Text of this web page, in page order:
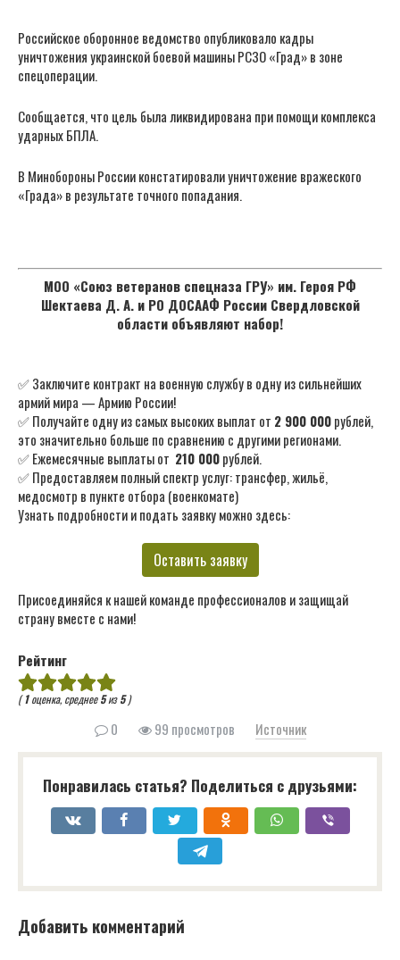
Российское оборонное ведомство опубликовало кадры
уничтожения украинской боевой машины РСЗО «Град» в зоне
спецоперации.
Сообщается, что цель была ликвидирована при помощи комплекса
ударных БПЛА.
В Минобороны России констатировали уничтожение вражеского
«Града» в результате точного попадания.
МОО «Союз ветеранов спецназа ГРУ» им. Героя РФ
Шектаева Д. А. и РО ДОСААФ России Свердловской
области объявляют набор!
✅ Заключите контракт на военную службу в одну из сильнейших
армий мира — Армию России!
✅ Получайте одну из самых высоких выплат от 2 900 000рублей,
это значительно больше по сравнению с другими регионами.
✅ Ежемесячные выплаты от 210 000рублей.
✅ Предоставляем полный спектр услуг: трансфер, жильё,
медосмотр в пункте отбора (военкомате)
Узнать подробности и подать заявку можно здесь:
Оставить заявку
Присоединяйся к нашей команде профессионалов и защищай
страну вместе с нами!
Рейтинг
(1оценка, среднее5из5)
0 99 просмотров Источник
Понравилась статья? Поделиться с друзьями:
Добавить комментарий